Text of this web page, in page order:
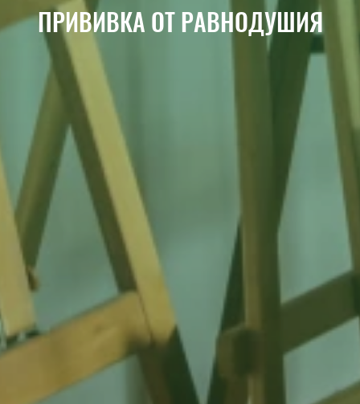
ПРИВИВКА ОТ РАВНОДУШИЯ